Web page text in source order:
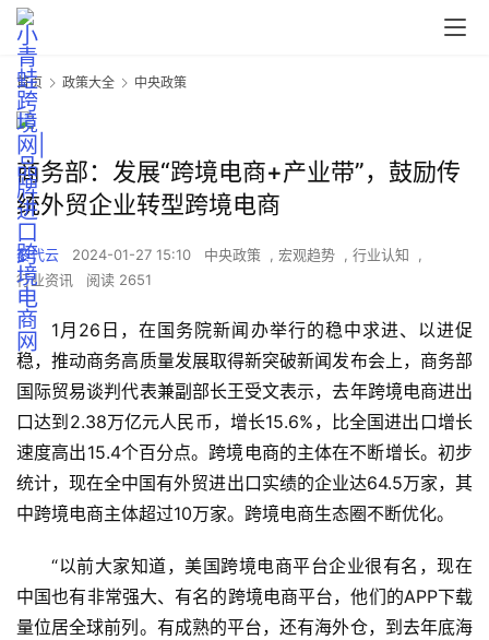
首页 政策大全 中央政策
商务部：发展“跨境电商+产业带”，鼓励传
统外贸企业转型跨境电商
黎代云 2024-01-27 15:10 中央政策 , 宏观趋势 , 行业认知
,
行业资讯
阅读 2651
1月26日，在国务院新闻办举行的稳中求进、以进促
稳，推动商务高质量发展取得新突破新闻发布会上，商务部
国际贸易谈判代表兼副部长王受文表示，去年跨境电商进出
口达到2.38万亿元人民币，增长15.6%，比全国进出口增长
速度高出15.4个百分点。跨境电商的主体在不断增长。初步
统计，现在全中国有外贸进出口实绩的企业达64.5万家，其
中跨境电商主体超过10万家。跨境电商生态圈不断优化。
“以前大家知道，美国跨境电商平台企业很有名，现在
中国也有非常强大、有名的跨境电商平台，他们的APP下载
量位居全球前列。有成熟的平台，还有海外仓，到去年底海